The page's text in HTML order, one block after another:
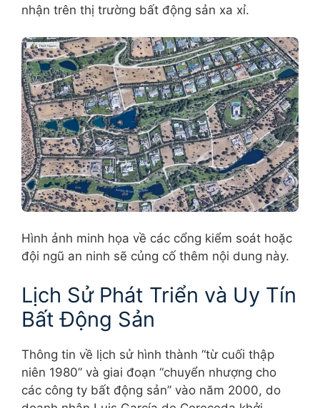
nhận trên thị trường bất động sản xa xỉ.
Hình ảnh minh họa về các cổng kiểm soát hoặc
đội ngũ an ninh sẽ củng cố thêm nội dung này.
Lịch Sử Phát Triển và Uy Tín
Bất Động Sản
Thông tin về lịch sử hình thành “từ cuối thập
niên 1980” và giai đoạn “chuyển nhượng cho
các công ty bất động sản” vào năm 2000, do